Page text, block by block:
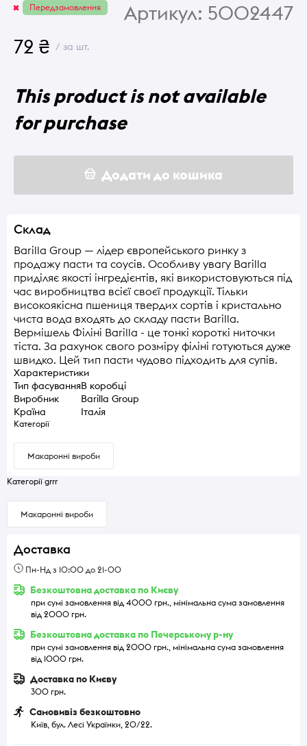
Передзамовлення Артикул: 5002447
72 ₴ / за шт.
This product is not available
for purchase
Додати до кошика
Склад
Barilla Group — лідер європейського ринку з
продажу пасти та соусів. Особливу увагу Barilla
приділяє якості інгредієнтів, які використовуються під
час виробництва всієї своєї продукції. Тільки
високоякісна пшениця твердих сортів і кристально
чиста вода входять до складу пасти Barilla.
Вермішель Філіні Barilla - це тонкі короткі ниточки
тіста. За рахунок свого розміру філіні готуються дуже
швидко. Цей тип пасти чудово підходить для супів.
Характеристики
Тип фасуванняВ коробці
Виробник
Barilla Group
Країна
Італія
Категорії
Макаронні вироби
Категорії grrr
Макаронні вироби
Доставка
Пн-Нд з 10:00 до 21-00
Безкоштовна доставка по Києву
при сумі замовлення від 4000 грн., мінімальна сума замовлення
від 2000 грн.
Безкоштовна доставка по Печерському р-ну
при сумі замовлення від 2000 грн., мінімальна сума замовлення
від 1000 грн.
Доставка по Києву
300 грн.
Самовивіз безкоштовно
Київ, бул. Лесі Українки, 20/22.